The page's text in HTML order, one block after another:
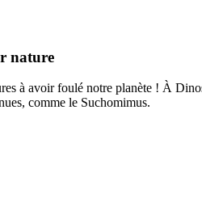
nature
à avoir foulé notre planète ! À
comme le Suchomimus.